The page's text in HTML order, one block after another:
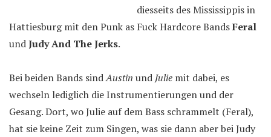
diesseits des Mississippis in
Hattiesburg mit den Punk as Fuck Hardcore BandsFeral
undJudy And The Jerks.
Bei beiden Bands sindAustin und Julie mit dabei, es
wechseln lediglich die Instrumentierungen und der
Gesang. Dort, wo Julie auf dem Bass schrammelt (Feral),
hat sie keine Zeit zum Singen, was sie dann aber bei Judy